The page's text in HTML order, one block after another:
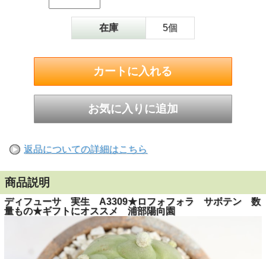
在庫 5個
返品についての詳細はこちら
商品説明
ディフューサ 実生 A3309★ロフォフォラ サボテン 数
量もの★ギフトにオススメ 浦部陽向園